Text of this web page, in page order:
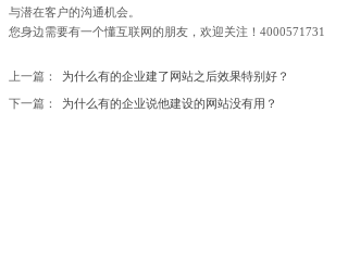
与潜在客户的沟通机会。
您身边需要有一个懂互联网的朋友，欢迎关注！4000571731
上一篇： 为什么有的企业建了网站之后效果特别好？
下一篇： 为什么有的企业说他建设的网站没有用？